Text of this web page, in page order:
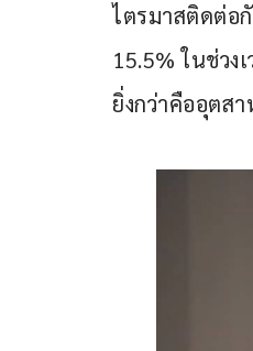
ไตรมาสติดต่อ
15.5% ในช่วง
ยิ่งกว่าคืออุตส